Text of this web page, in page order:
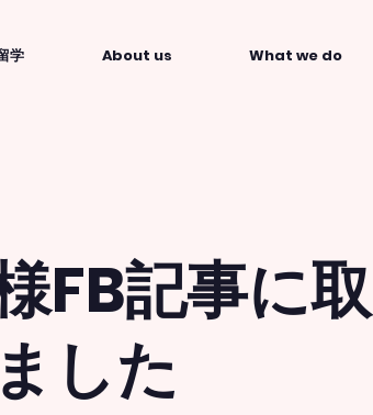
学 About us What we do
FB記事に取
した